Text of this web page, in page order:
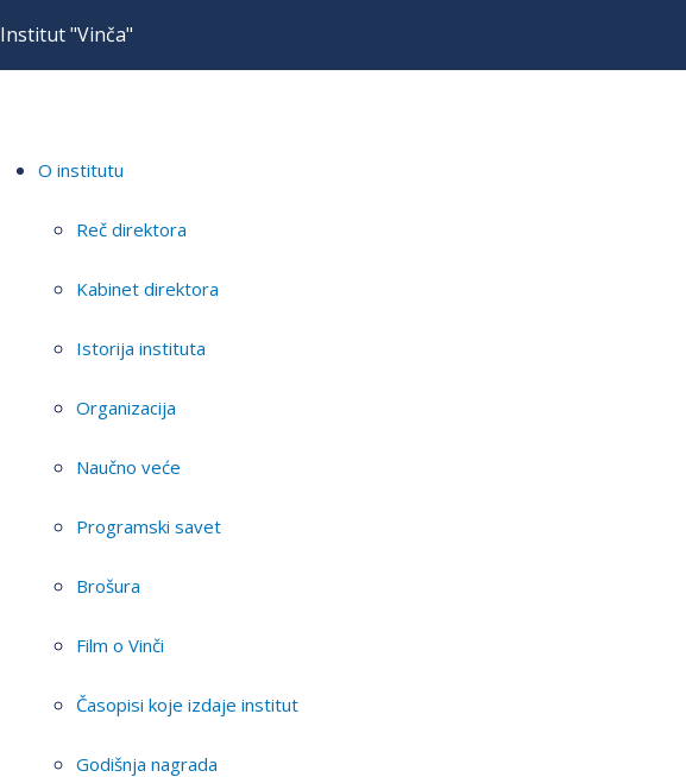
Institut "Vinča"
O institutu
Reč direktora
Kabinet direktora
Istorija instituta
Organizacija
Naučno veće
Programski savet
Brošura
Film o Vinči
Časopisi koje izdaje institut
Godišnja nagrada